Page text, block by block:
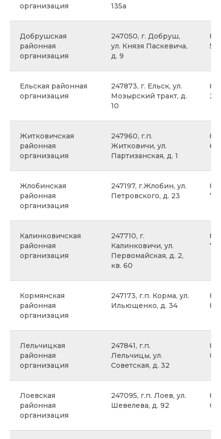
организация
135а
Добрушская
районная
организация
247050, г. Добруш,
ул. Князя Паскевича,
д. 9
8
50
Ельская районная
организация
247873, г. Ельск, ул.
Мозырский тракт, д.
10
8
24
Житковичская
районная
организация
247960, г.п.
Житковичи, ул.
Партизанская, д. 1
8
65
Жлобинская
районная
организация
247197, г.Жлобин, ул.
Петровского, д. 23
8
72
Калинковичская
районная
организация
247710, г.
Калинковичи, ул.
Первомайская, д. 2,
кв. 60
8
71
Кормянская
районная
организация
247173, г.п. Корма, ул.
Ильющенко, д. 34
8
80
Лельчицкая
районная
организация
247841, г.п.
Лельчицы, ул.
Советская, д. 32
8
08
Лоевская
районная
организация
247095, г.п. Лоев, ул.
Шевелева, д. 92
8
02